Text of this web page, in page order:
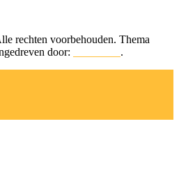
rechten voorbehouden. Thema
door: .